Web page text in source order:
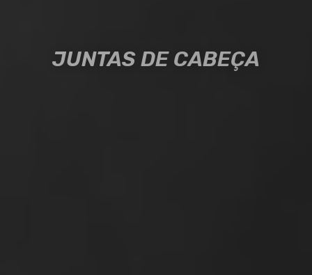
JUNTAS DE CABEÇA
JUNTAS DE CABEÇA